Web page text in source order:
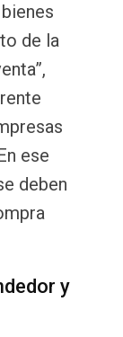
de la
ese
deben
y